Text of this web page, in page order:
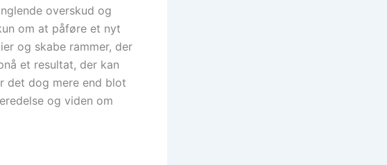
overskud og
om at påføre et nyt
og skabe rammer, der
et resultat, der kan
det dog mere end blot
og viden om